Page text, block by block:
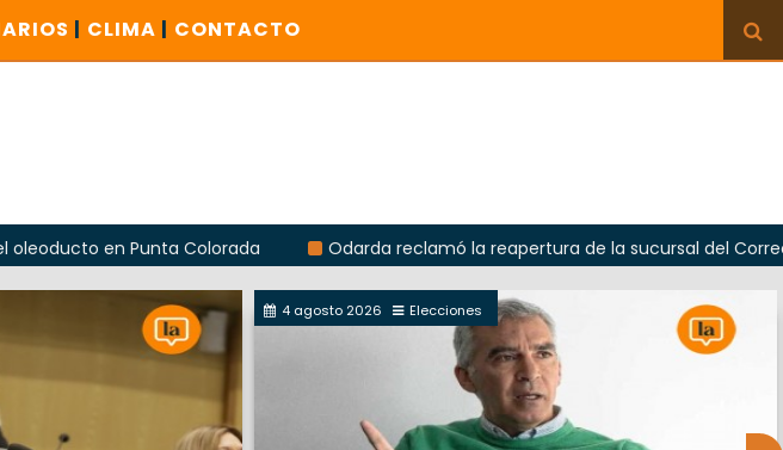
| CLIMA | CONTACTO
en Punta Colorada
Odarda reclamó la reapertura de la sucursal del Correo
4 agosto 2026 Elecciones